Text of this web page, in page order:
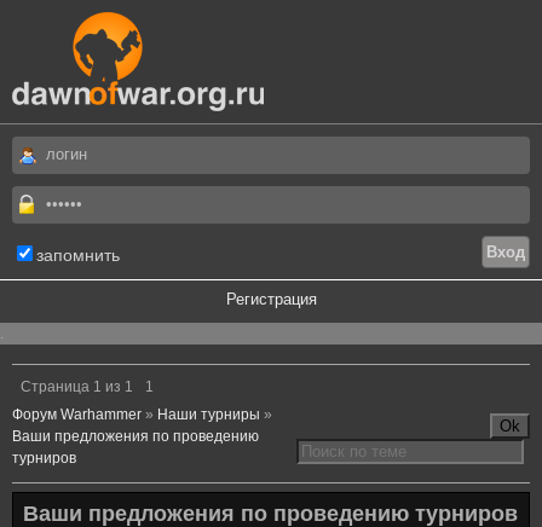
запомнить
Регистрация
.
Страница 1 из 1
1
Форум Warhammer » Наши турниры »
Ваши предложения по проведению
турниров
Ваши предложения по проведению турниров